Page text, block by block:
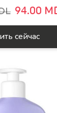
94.00
сейчас